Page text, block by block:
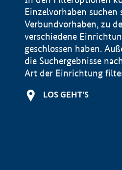
Einzelvorhaben suchen
Verbundvorhaben, zu
verschiedene
geschlossen haben.
die Suchergebnisse
Art der Einrichtung
LOS GEHT'S